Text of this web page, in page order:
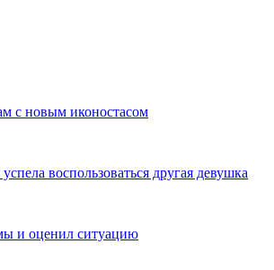
с новым иконостасом
воспользоваться другая девушка
и оценил ситуацию